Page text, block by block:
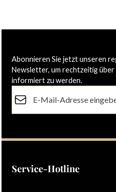
Abonnieren Sie jetzt unseren
Newsletter, um rechtzeitig
informiert zu werden.
Ich habe die
Service-Hotline